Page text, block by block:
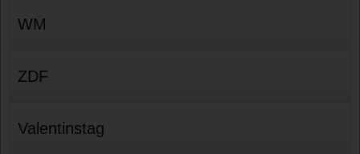
WM
ZDF
Valentinstag